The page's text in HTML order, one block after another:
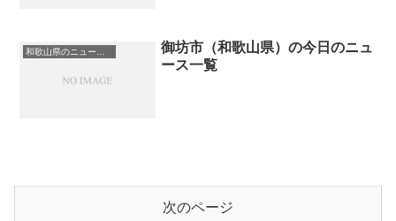
御坊市（和歌山県）の今日のニュ
ース一覧
次のページ